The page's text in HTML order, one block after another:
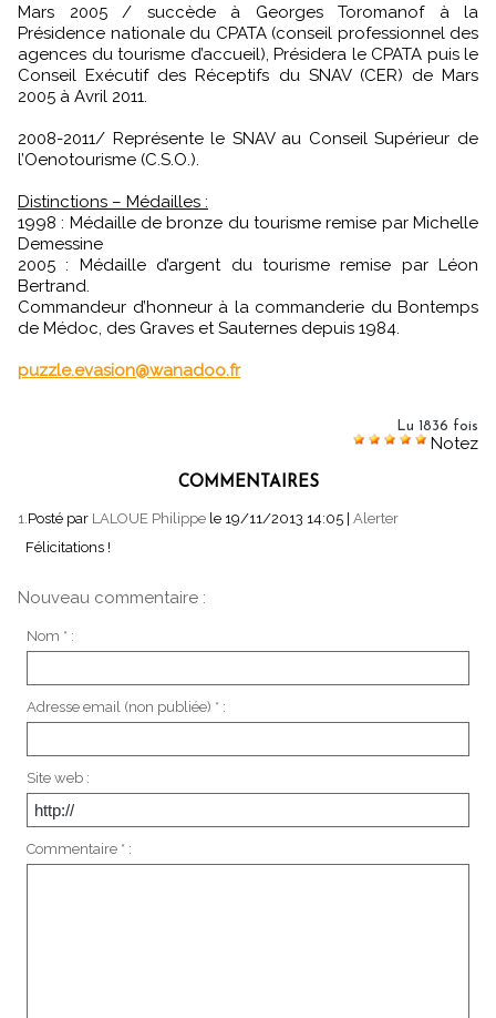
Mars 2005 / succède à Georges Toromanof à la
Présidence nationale du CPATA (conseil professionnel des
agences du tourisme d’accueil), Présidera le CPATA puis le
Conseil Exécutif des Réceptifs du SNAV (CER) de Mars
2005 à Avril 2011.
2008-2011/ Représente le SNAV au Conseil Supérieur de
l’Oenotourisme (C.S.O.).
Distinctions – Médailles :
1998 : Médaille de bronze du tourisme remise par Michelle
Demessine
2005 : Médaille d’argent du tourisme remise par Léon
Bertrand.
Commandeur d’honneur à la commanderie du Bontemps
de Médoc, des Graves et Sauternes depuis 1984.
puzzle.evasion@wanadoo.fr
Lu 1836 fois
Notez
COMMENTAIRES
1. Posté par LALOUE Philippe le 19/11/2013 14:05 | Alerter
Félicitations !
Nouveau commentaire :
Nom * :
Adresse email (non publiée) * :
Site web :
Commentaire * :